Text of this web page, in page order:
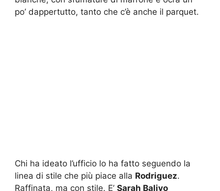
po’ dappertutto, tanto che c’è anche il parquet.
Chi ha ideato l’ufficio lo ha fatto seguendo la
linea di stile che più piace alla Rodriguez.
Raffinata, ma con stile. E’ Sarah Balivo